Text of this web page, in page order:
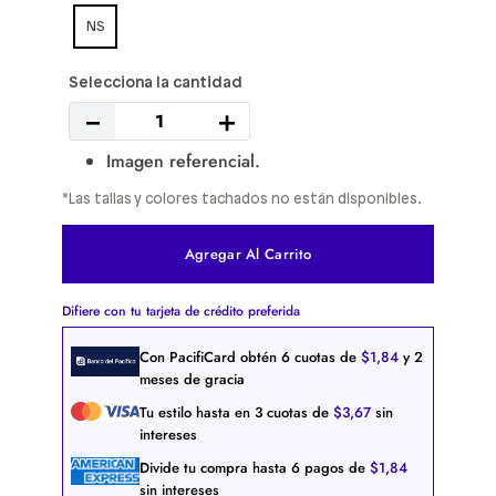
NS
＋
－
Imagen referencial.
*Las tallas y colores tachados no están disponibles.
Agregar Al Carrito
Difiere con tu tarjeta de crédito preferida
Con PacifiCard obtén 6 cuotas de $1,84 y 2
meses de gracia
Tu estilo hasta en 3 cuotas de $3,67 sin
intereses
Divide tu compra hasta 6 pagos de $1,84
sin intereses